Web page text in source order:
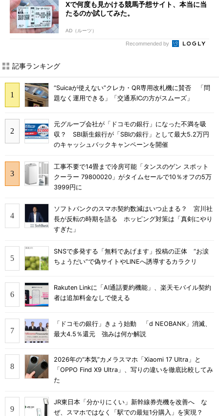
Xで何度も見かける競馬予想サイト、本当に当
たるのか試してみた。
AD（ルーツ）
Recommended by
記事ランキング
“Suicaが使えない”クレカ・QR専用改札機に賛否 「問
題なく運用できる」「交通系ICの方がスムーズ」
元グループ会社が「ドコモの銀行」になった不満を吸
収？ SBI新生銀行が「SBIの銀行」として最大5.2万円
のキャッシュバックキャンペーンを開催
工事不要で14畳まで冷房可能「タンスのゲン スポット
クーラー 79800020」がタイムセールで10％オフの5万
3999円に
ソフトバンクのスマホ契約数減はいつ止まる？ 宮川社
長が反転の時期を語る ホッピング対策は「真剣にやり
すぎた」
SNSで多発する「無料であげます」投稿の正体 “お涙
ちょうだい”で偽サイトやLINEへ誘導するカラクリ
Rakuten Linkに「AI通話要約機能」、楽天モバイル契約
者は追加料金なしで使える
「ドコモの銀行」きょう始動 「d NEOBANK」消滅、
最大4.5％還元 強みは何か解説
2026年の“本気”カメラスマホ「Xiaomi 17 Ultra」と
「OPPO Find X9 Ultra」、写りの違いを徹底比較してみ
た
JR東日本「分かりにくい」新幹線券売機を改善へ な
ぜ、スマホではなく「駅での最短1分購入」を実現？